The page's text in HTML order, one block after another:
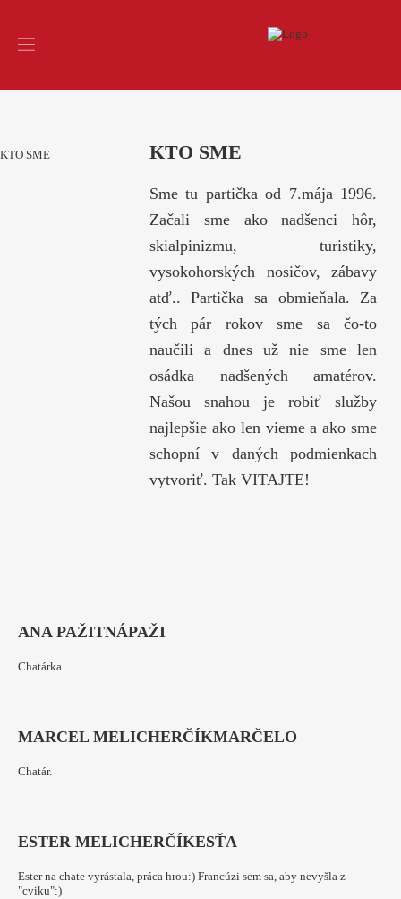
KTO SME KTO SME
Sme tu partička od 7.mája 1996.
Začali sme ako nadšenci hôr,
skialpinizmu, turistiky,
vysokohorských nosičov, zábavy
atď.. Partička sa obmieňala. Za
tých pár rokov sme sa čo-to
naučili a dnes už nie sme len
osádka nadšených amatérov.
Našou snahou je robiť služby
najlepšie ako len vieme a ako sme
schopní v daných podmienkach
vytvoriť. Tak VITAJTE!
ANA PAŽITNÁPAŽI
Chatárka.
MARCEL MELICHERČÍKMARČELO
Chatár.
ESTER MELICHERČÍKESŤA
Ester na chate vyrástala, práca hrou:) Francúzi sem sa, aby nevyšla z
"cviku":)